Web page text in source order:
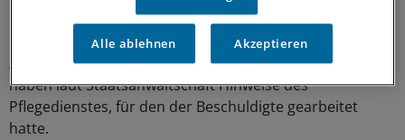
Patienten zu verdecken. Zunächst wurde wegen
Brandstiftung mit Todesfolge ermittelt. Dabei geriet der
Angeklagte zunehmend in den Fokus. Dazu beigetragen
haben laut Staatsanwaltschaft Hinweise des
Pflegedienstes, für den der Beschuldigte gearbeitet
hatte.
Alle ablehnen Akzeptieren